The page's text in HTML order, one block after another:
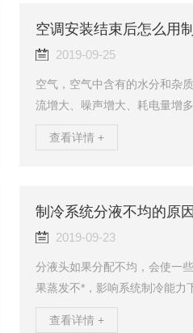
常用的有卧式蒸发器、立管式
气的蒸发器这类蒸发器有冷却
空调安装结束后怎么用
2019-09-25
空气，空气中含有的水分和杂
流增大、噪声增大、耗电量增
由室外机制冷剂顶出的方法：
室内机管路中，制冷剂逐渐占
并从已断开的粗管（气管）管
查看详情 +
制冷系统分液不均的原
2019-09-23
分液头如果分配不均，会使一
果蒸发不*，影响系统制冷能力
同行的冷库维修案例来进入本
查看详情 +